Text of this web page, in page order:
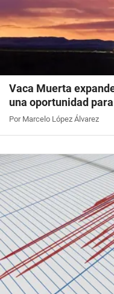
Vaca Muerta
una oportunidad
Por Marcelo López Álvarez